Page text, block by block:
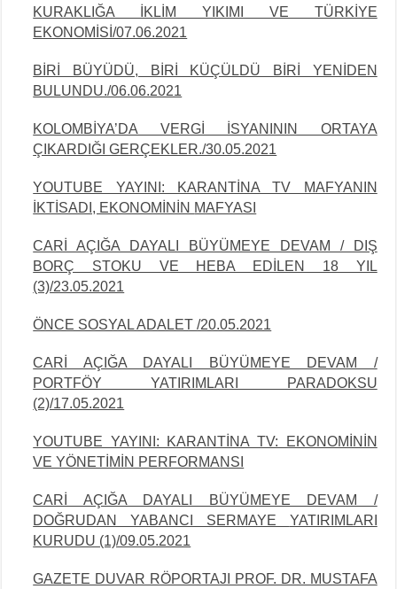
KURAKLIĞA İKLİM YIKIMI VE TÜRKİYE
EKONOMİSİ/07.06.2021
BİRİ BÜYÜDÜ, BİRİ KÜÇÜLDÜ BİRİ YENİDEN
BULUNDU./06.06.2021
KOLOMBİYA’DA VERGİ İSYANININ ORTAYA
ÇIKARDIĞI GERÇEKLER./30.05.2021
YOUTUBE YAYINI: KARANTİNA TV MAFYANIN
İKTİSADI, EKONOMİNİN MAFYASI
CARİ AÇIĞA DAYALI BÜYÜMEYE DEVAM / DIŞ
BORÇ STOKU VE HEBA EDİLEN 18 YIL
(3)/23.05.2021
ÖNCE SOSYAL ADALET /20.05.2021
CARİ AÇIĞA DAYALI BÜYÜMEYE DEVAM /
PORTFÖY YATIRIMLARI PARADOKSU
(2)/17.05.2021
YOUTUBE YAYINI: KARANTİNA TV: EKONOMİNİN
VE YÖNETİMİN PERFORMANSI
CARİ AÇIĞA DAYALI BÜYÜMEYE DEVAM /
DOĞRUDAN YABANCI SERMAYE YATIRIMLARI
KURUDU (1)/09.05.2021
GAZETE DUVAR RÖPORTAJI PROF. DR. MUSTAFA